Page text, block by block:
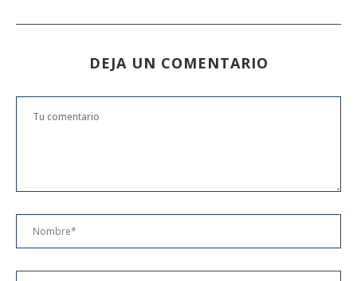
DEJA UN COMENTARIO